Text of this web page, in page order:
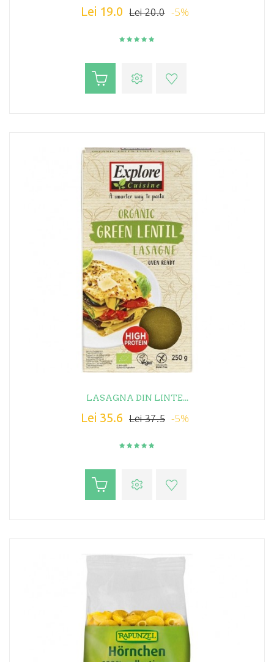
Lei 19.0 Lei 20.0 -5%
LASAGNA DIN LINTE...
Lei 35.6 Lei 37.5 -5%